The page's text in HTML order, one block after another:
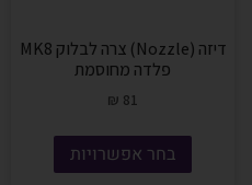
דיזה (Nozzle) צרה לבלוק MK8
פלדה מחוסמת
₪ 81
בחר אפשרויות